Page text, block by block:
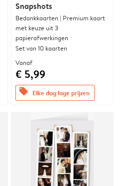
Snapshots
Bedankkaarten | Premium kaart
met keuze uit 3
papierafwerkingen
Set van 10 kaarten
Vanaf
€ 5,99
offers Elke dag lage prijzen